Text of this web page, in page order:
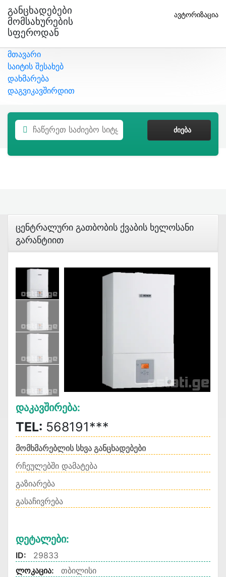
Განცხადებები
Მომსახურების
Სფეროდან
ავტორიზაცია
მთავარი
საიტის შესახებ
დახმარება
დაგვიკავშირდით
ᲫᲘᲔᲑᲐ
Ცენტრალური Გათბობის Ქვაბის Ხელოსანი
Გარანტიით
Დაკავშირება:
TEL: 568191***
მომხმარებლის სხვა განცხადებები
რჩეულებში დამატება
გაზიარება
გასაჩივრება
Დეტალები:
ID:
29833
ლოკაცია:
თბილისი